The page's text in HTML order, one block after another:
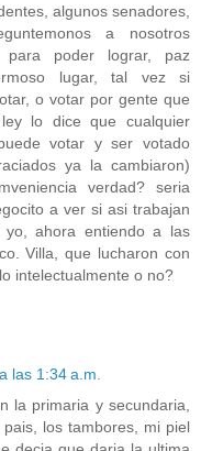
algunos senadores,
a nosotros
para poder lograr, paz
lugar, tal vez si
o votar por gente que
lo dice que cualquier
votar y ser votado
ya la cambiaron)
verdad? seria
a ver si asi trabajan
ahora entiendo a las
Villa, que lucharon con
intelectualmente o no?
las 1:34 a.m.
la primaria y secundaria,
los tambores, mi piel